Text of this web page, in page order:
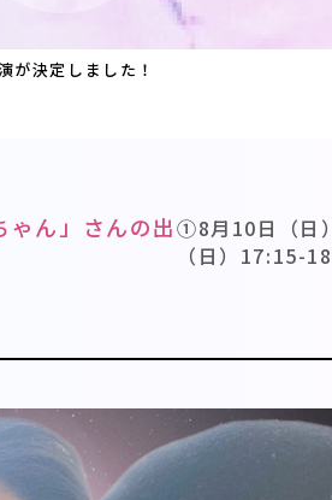
が決定しました！
ゃん」さんの出①8月10日（
（日）17:15-